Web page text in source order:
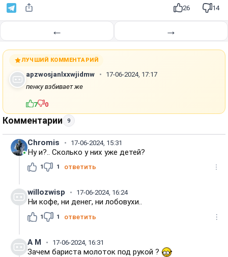
и
26 14
← →
ЛУЧШИЙ КОММЕНТАРИЙ
apzwosjanlxxwjidmw
17-06-2024, 17:17
пенку взбивает же
7 0
Комментарии 9
Chromis 17-06-2024, 15:31
Ну и?.. Сколько у них уже детей?
1 1 ответить
willozwisp 17-06-2024, 16:24
Ни кофе, ни денег, ни лобовухи..
1 1 ответить
А M 17-06-2024, 16:31
Зачем бариста молоток под рукой ?